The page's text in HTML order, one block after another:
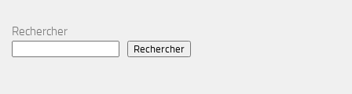
Rechercher
Rechercher